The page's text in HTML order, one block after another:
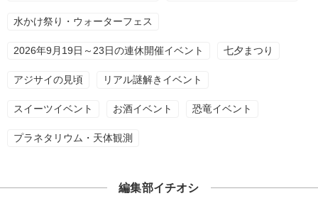
水かけ祭り・ウォーターフェス
2026年9月19日～23日の連休開催イベント 七夕まつり
アジサイの見頃 リアル謎解きイベント
スイーツイベント お酒イベント 恐竜イベント
プラネタリウム・天体観測
編集部イチオシ